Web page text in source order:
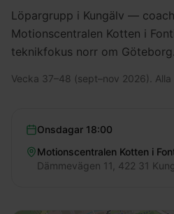
Löpargrupp i Kungälv —
Motionscentralen Kotten i
teknikfokus norr om Göteborg.
Vecka 37–48 (sept–nov 2026). Alla
Onsdagar 18:00
Motionscentralen Kotten i
Dämmevägen 11, 422 31